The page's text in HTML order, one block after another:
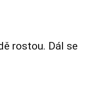
rostou. Dál se